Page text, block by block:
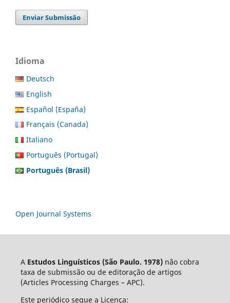
Enviar Submissão
Idioma
Deutsch
English
Español (España)
Français (Canada)
Italiano
Português (Portugal)
Português (Brasil)
Open Journal Systems
A Estudos Linguísticos (São Paulo. 1978)não cobra
taxa de submissão ou de editoração de artigos
(Articles Processing Charges – APC).
Este periódico segue a Licença: